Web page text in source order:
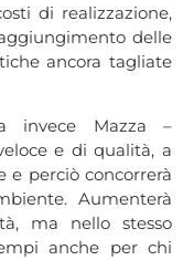
di realizzazione,
delle
ancora tagliate
invece Mazza –
e di qualità, a
e perciò concorrerà
Aumenterà
ma nello stesso
anche per chi